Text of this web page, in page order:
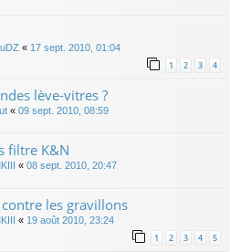
« 17 sept. 2010, 01:04
1 2 3 4
lève-vitres ?
« 09 sept. 2010, 08:59
filtre K&N
« 08 sept. 2010, 20:47
les gravillons
« 19 août 2010, 23:24
1 2 3 4 5